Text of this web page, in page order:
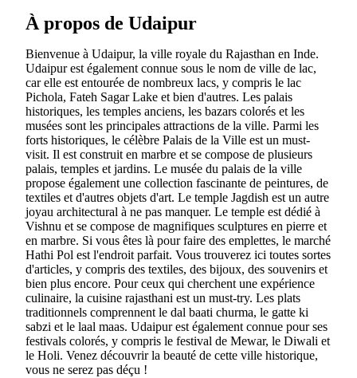
À propos de Udaipur
Bienvenue à Udaipur, la ville royale du Rajasthan en Inde.
Udaipur est également connue sous le nom de ville de lac,
car elle est entourée de nombreux lacs, y compris le lac
Pichola, Fateh Sagar Lake et bien d'autres. Les palais
historiques, les temples anciens, les bazars colorés et les
musées sont les principales attractions de la ville. Parmi les
forts historiques, le célèbre Palais de la Ville est un must-
visit. Il est construit en marbre et se compose de plusieurs
palais, temples et jardins. Le musée du palais de la ville
propose également une collection fascinante de peintures, de
textiles et d'autres objets d'art. Le temple Jagdish est un autre
joyau architectural à ne pas manquer. Le temple est dédié à
Vishnu et se compose de magnifiques sculptures en pierre et
en marbre. Si vous êtes là pour faire des emplettes, le marché
Hathi Pol est l'endroit parfait. Vous trouverez ici toutes sortes
d'articles, y compris des textiles, des bijoux, des souvenirs et
bien plus encore. Pour ceux qui cherchent une expérience
culinaire, la cuisine rajasthani est un must-try. Les plats
traditionnels comprennent le dal baati churma, le gatte ki
sabzi et le laal maas. Udaipur est également connue pour ses
festivals colorés, y compris le festival de Mewar, le Diwali et
le Holi. Venez découvrir la beauté de cette ville historique,
vous ne serez pas déçu !